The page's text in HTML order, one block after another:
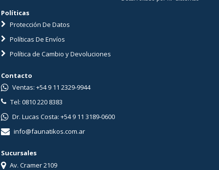
Políticas
Protección De Datos
Políticas De Envíos
Política de Cambio y Devoluciones
Contacto
Ventas: +54 9 11 2329-9944
Tel: 0810 220 8383
Dr. Lucas Costa: +54 9 11 3189-0600
info@faunatikos.com.ar
Sucursales
Av. Cramer 2109